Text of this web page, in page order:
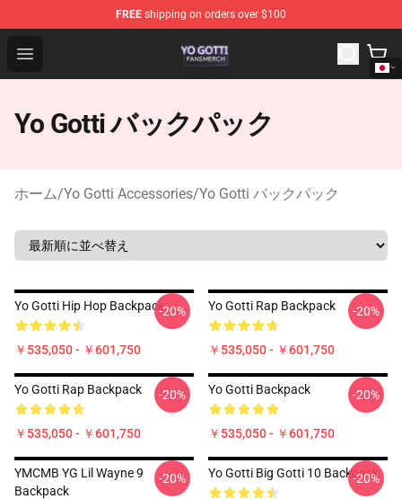
FREE shipping on orders over $100
Open menu
Yo Gotti Shop - Official Yo Gotti Merchandise Store
Yo Gotti バックパック
ホーム/Yo Gotti Accessories/Yo Gotti バックパック
Yo Gotti Hip Hop Backpack
￥535,050 - ￥601,750
-20% Yo Gotti Rap Backpack
￥535,050 - ￥601,750
-20%
Yo Gotti Rap Backpack
￥535,050 - ￥601,750
-20% Yo Gotti Backpack
￥535,050 - ￥601,750
-20%
YMCMB YG Lil Wayne 9
Backpack
-20% Yo Gotti Big Gotti 10 Backpack
-20%